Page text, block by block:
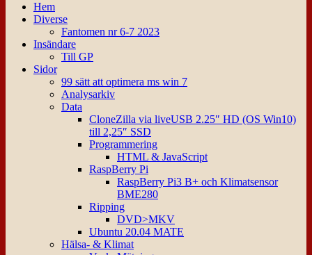
Hem
Diverse
Fantomen nr 6-7 2023
Insändare
Till GP
Sidor
99 sätt att optimera ms win 7
Analysarkiv
Data
CloneZilla via liveUSB 2.25″ HD (OS Win10)
till 2,25″ SSD
Programmering
HTML & JavaScript
RaspBerry Pi
RaspBerry Pi3 B+ och Klimatsensor
BME280
Ripping
DVD>MKV
Ubuntu 20.04 MATE
Hälsa- & Klimat